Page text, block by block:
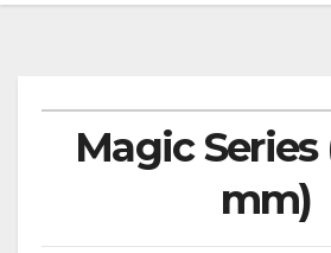
Magic Series
mm)